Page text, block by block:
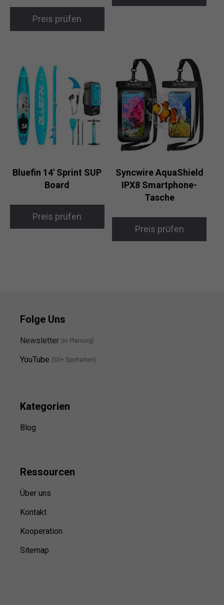
Preis prüfen
Bluefin 14′ Sprint SUP
Board
Preis prüfen
Syncwire AquaShield
IPX8 Smartphone-
Tasche
Preis prüfen
Folge Uns
Newsletter (in Planung)
YouTube (50+ Sportarten)
Kategorien
Blog
Ressourcen
Über uns
Kontakt
Kooperation
Sitemap